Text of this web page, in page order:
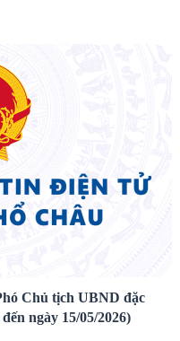
Chủ tịch UBND đặc
ngày 15/05/2026)